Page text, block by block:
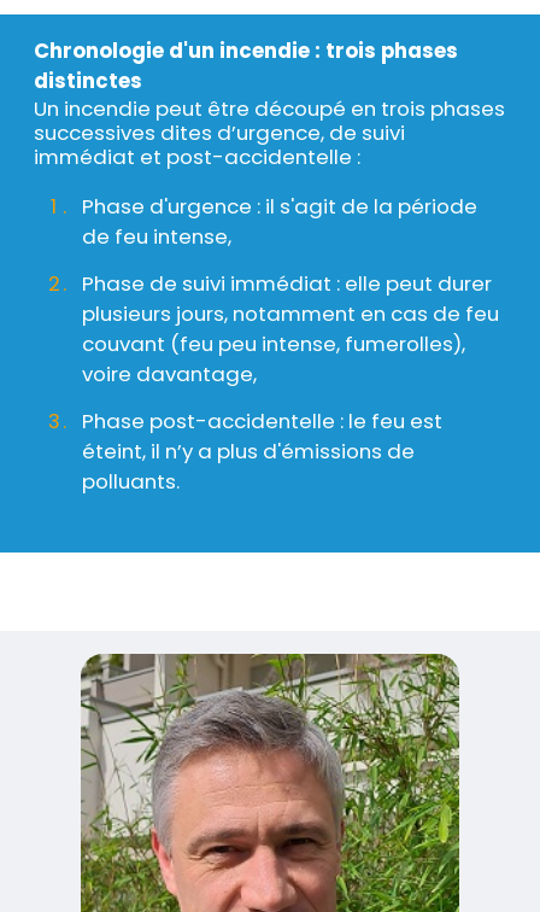
Titre
Chronologie d'un incendie : trois phases
distinctes
Texte
Un incendie peut être découpé en trois phases
successives dites d’urgence, de suivi
immédiat et post-accidentelle :
Phase d'urgence : il s'agit de la période
de feu intense,
Phase de suivi immédiat : elle peut durer
plusieurs jours, notamment en cas de feu
couvant (feu peu intense, fumerolles),
voire davantage,
Phase post-accidentelle : le feu est
éteint, il n’y a plus d'émissions de
polluants.
Visuel